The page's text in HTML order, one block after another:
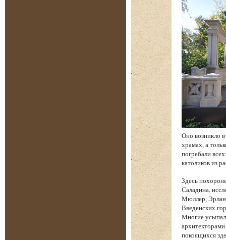
Оно возникло
храмах, а
погребали
католиков из
Здесь
Саладина,
Мюллер,
Введенских
Многие
покоящихся